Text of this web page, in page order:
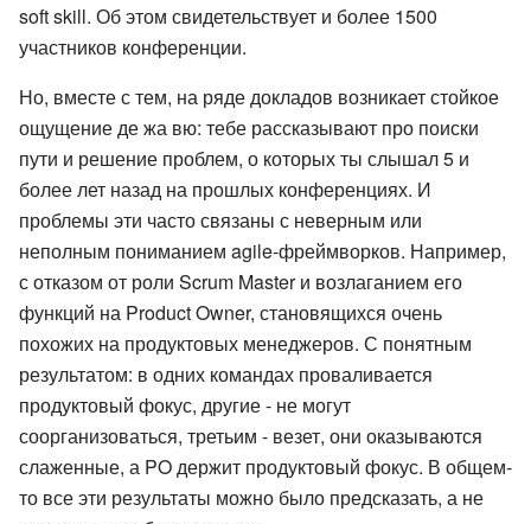
soft skill. Об этом свидетельствует и более 1500
участников конференции.
Но, вместе с тем, на ряде докладов возникает стойкое
ощущение де жа вю: тебе рассказывают про поиски
пути и решение проблем, о которых ты слышал 5 и
более лет назад на прошлых конференциях. И
проблемы эти часто связаны с неверным или
неполным пониманием agile-фреймворков. Например,
с отказом от роли Scrum Master и возлаганием его
функций на Product Owner, становящихся очень
похожих на продуктовых менеджеров. С понятным
результатом: в одних командах проваливается
продуктовый фокус, другие - не могут
соорганизоваться, третьим - везет, они оказываются
слаженные, а PO держит продуктовый фокус. В общем-
то все эти результаты можно было предсказать, а не